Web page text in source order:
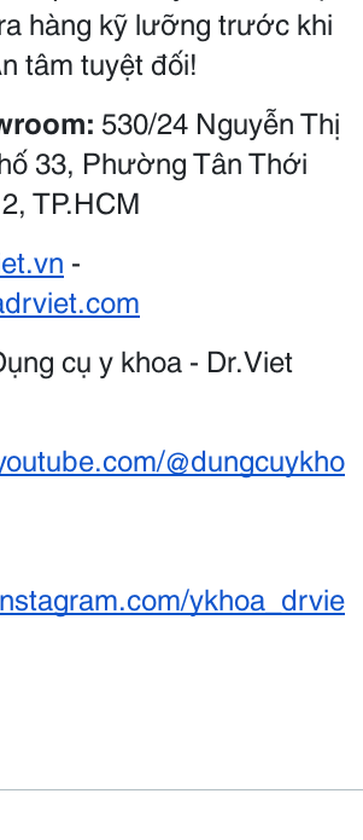
hàng kỹ lưỡng trước khi
tâm tuyệt đối!
530/24 Nguyễn Thị
33, Phường Tân Thới
TP.HCM
cụ y khoa - Dr.Viet
@dungcuykho
ykhoa_drvie